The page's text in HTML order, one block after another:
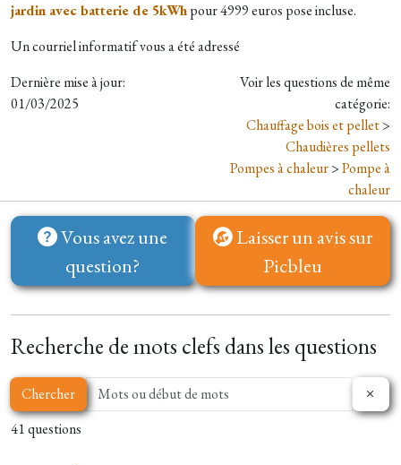
jardin avec batterie de 5kWhpour 4999 euros pose incluse.
Un courriel informatif vous a été adressé
Dernière mise à jour:
01/03/2025
Voir les questions de même
catégorie:
Chauffage bois et pellet>
Chaudières pellets
Pompes à chaleur>Pompe à
chaleur
Vous avez une
question?
Laisser un avis sur
Picbleu
Recherche de mots clefs dans les questions
Chercher
41 questions